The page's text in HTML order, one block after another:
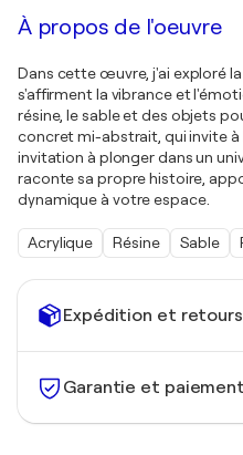
Expédition et retours
Garantie et paiement
À propos de l'oeuvre
Dans cette œuvre, j'ai exploré
s'affirment la vibrance et
résine, le sable et des objets
concret mi-abstrait, qui invite
invitation à plonger dans un
raconte sa propre histoire,
dynamique à votre espace.
Acrylique Résine Sable